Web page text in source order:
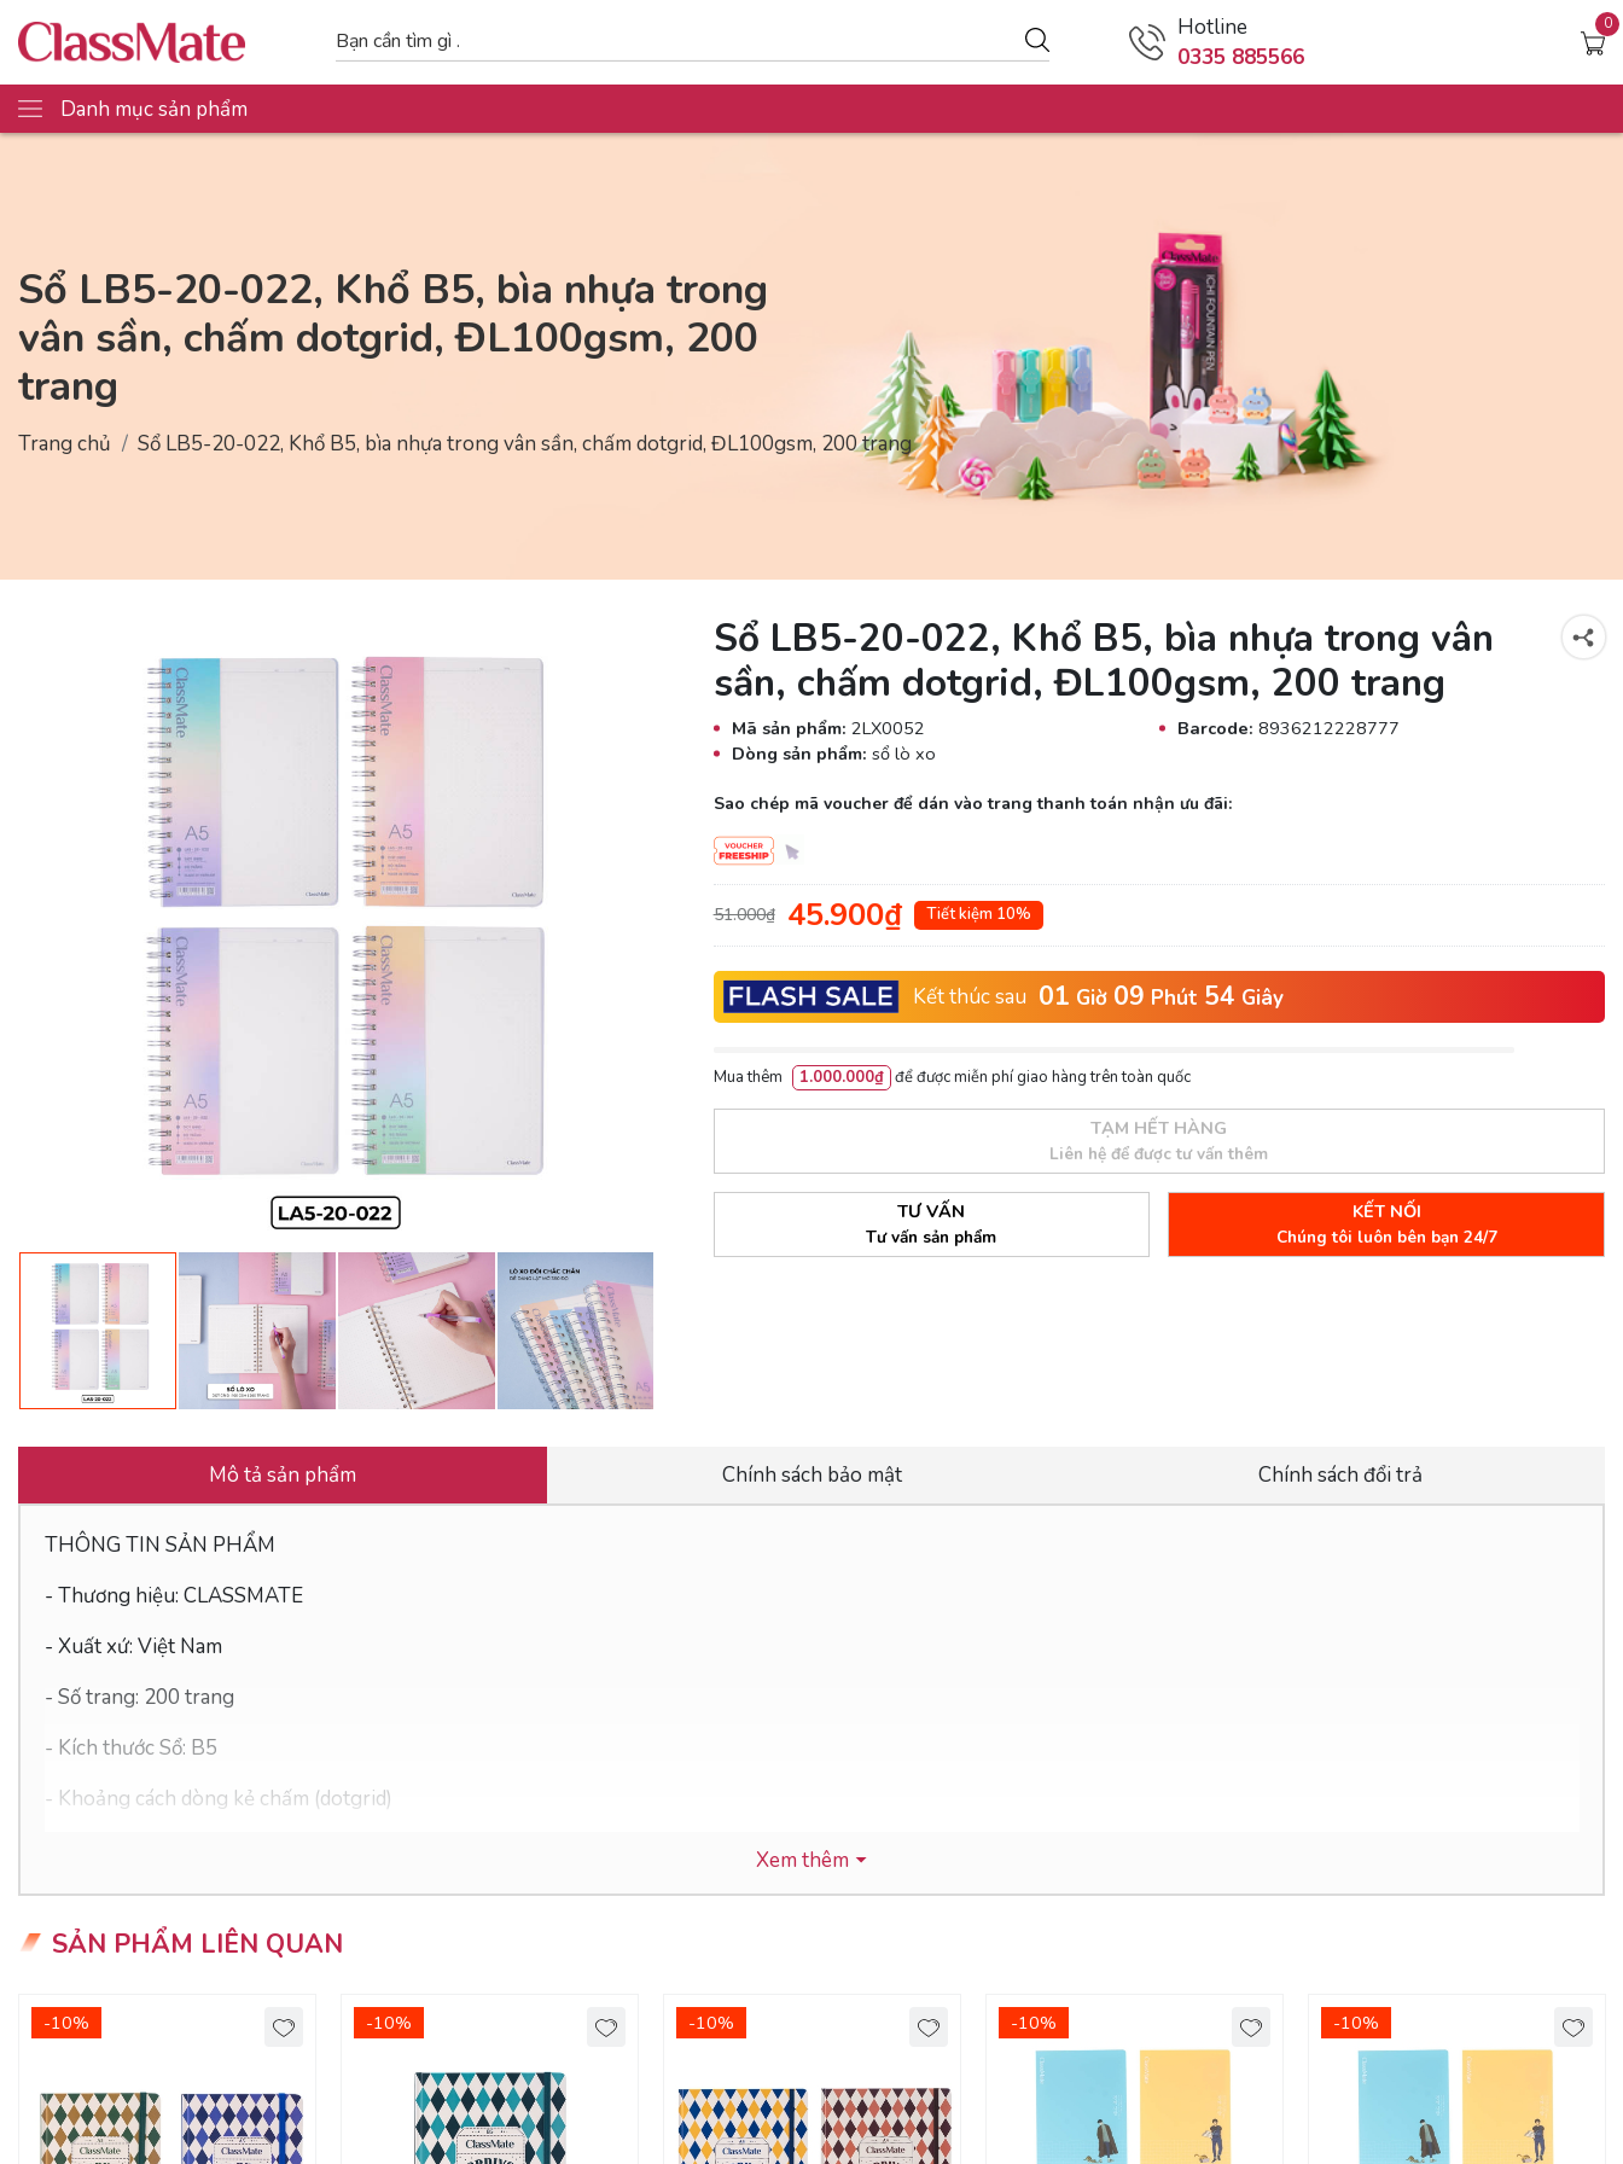
Hotline
0335 885566
0
Danh mục sản phẩm
Sổ LB5-20-022, Khổ B5, bìa nhựa trong
vân sần, chấm dotgrid, ĐL100gsm, 200
trang
Trang chủ Sổ LB5-20-022, Khổ B5, bìa nhựa trong vân sần, chấm dotgrid, ĐL100gsm, 200 trang
Sổ LB5-20-022, Khổ B5, bìa nhựa trong vân
sần, chấm dotgrid, ĐL100gsm, 200 trang
Mã sản phẩm: 2LX0052 Barcode: 8936212228777
Dòng sản phẩm: sổ lò xo
Sao chép mã voucher để dán vào trang thanh toán nhận ưu đãi:
51.000₫ 45.900₫ Tiết kiệm 10%
Kết thúc sau 01 Giờ 09 Phút 54 Giây
Mua thêm 1.000.000₫ để được miễn phí giao hàng trên toàn quốc
TẠM HẾT HÀNG
Liên hệ để được tư vấn thêm
TƯ VẤN
Tư vấn sản phẩm
KẾT NỐI
Chúng tôi luôn bên bạn 24/7
Mô tả sản phẩm Chính sách bảo mật Chính sách đổi trả
THÔNG TIN SẢN PHẨM
- Thương hiệu: CLASSMATE
- Xuất xứ: Việt Nam
- Số trang: 200 trang
- Kích thước Sổ: B5
- Khoảng cách dòng kẻ chấm (dotgrid)
- Độ sáng: 76-78%
ƯU ĐIỂM CỦA SẢN PHẨM
- Giấy viết chuyên dụng rõ nét, không lem nhòe; Có mặt giấy láng mịn, viết êm tay, tạo nét chữ đẹp.
- Sổ ghi chú có định lượng giấy 100gsm - dày: có thể sử dụng nhiều loại bút để viết, ghi chú, trang trí sổ - Dễ dàng ghi nhớ kiến thức bằng những hình ảnh phác họa vẽ
Xem thêm
SẢN PHẨM LIÊN QUAN
-10% -10% -10% -10% -10%